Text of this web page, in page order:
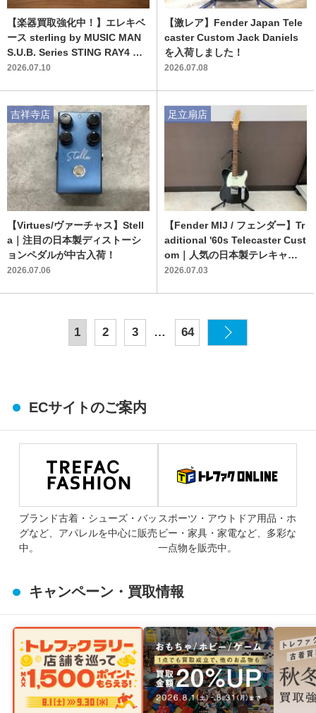
【楽器買取強化中！】エレキベ
ース sterling by MUSIC MAN
S.U.B. Series STING RAY4 を
ご紹介します！！
2026.07.10
【激レア】Fender Japan Tele
caster Custom Jack Daniels
を入荷しました！
2026.07.08
【Virtues/ヴァーチャス】Stell
a｜注目の日本製ディストーシ
ョンペダルが中古入荷！
2026.07.06
吉祥寺店
【Fender MIJ / フェンダー】Tr
aditional '60s Telecaster Cust
om｜人気の日本製テレキャス
ターカスタムが入荷しました！
2026.07.03
足立扇店
1 2 3 … 64
ECサイトのご案内
ブランド古着・シューズ・バッ
グなど、アパレルを中心に販売
中。
スポーツ・アウトドア用品・ホ
ビー・家具・家電など、多彩な
一点物を販売中。
キャンペーン・買取情報